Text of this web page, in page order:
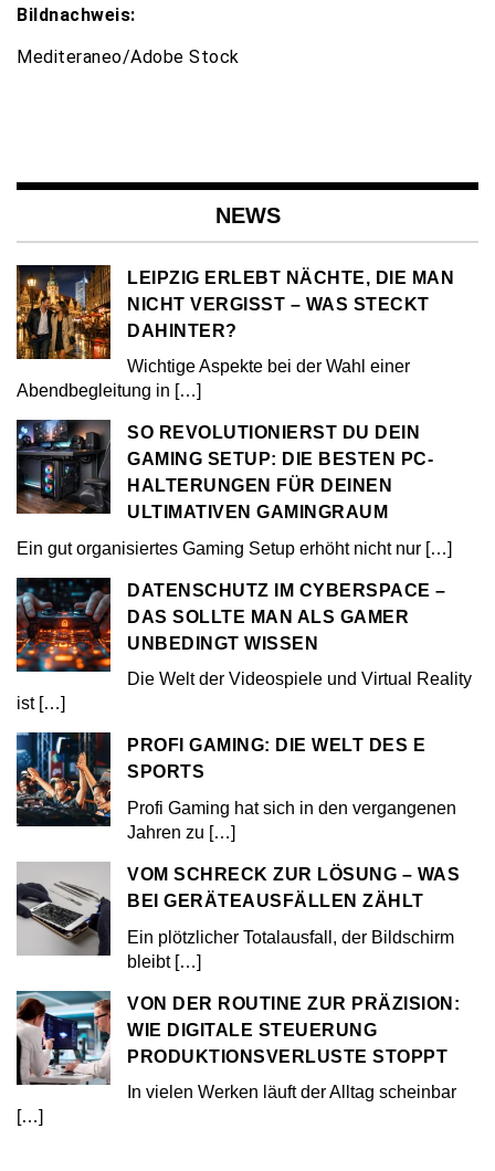
Bildnachweis:
Mediteraneo/Adobe Stock
NEWS
LEIPZIG ERLEBT NÄCHTE, DIE MAN
NICHT VERGISST – WAS STECKT
DAHINTER?
Wichtige Aspekte bei der Wahl einer
Abendbegleitung in […]
SO REVOLUTIONIERST DU DEIN
GAMING SETUP: DIE BESTEN PC-
HALTERUNGEN FÜR DEINEN
ULTIMATIVEN GAMINGRAUM
Ein gut organisiertes Gaming Setup erhöht nicht nur […]
DATENSCHUTZ IM CYBERSPACE –
DAS SOLLTE MAN ALS GAMER
UNBEDINGT WISSEN
Die Welt der Videospiele und Virtual Reality
ist […]
PROFI GAMING: DIE WELT DES E
SPORTS
Profi Gaming hat sich in den vergangenen
Jahren zu […]
VOM SCHRECK ZUR LÖSUNG – WAS
BEI GERÄTEAUSFÄLLEN ZÄHLT
Ein plötzlicher Totalausfall, der Bildschirm
bleibt […]
VON DER ROUTINE ZUR PRÄZISION:
WIE DIGITALE STEUERUNG
PRODUKTIONSVERLUSTE STOPPT
In vielen Werken läuft der Alltag scheinbar
[…]